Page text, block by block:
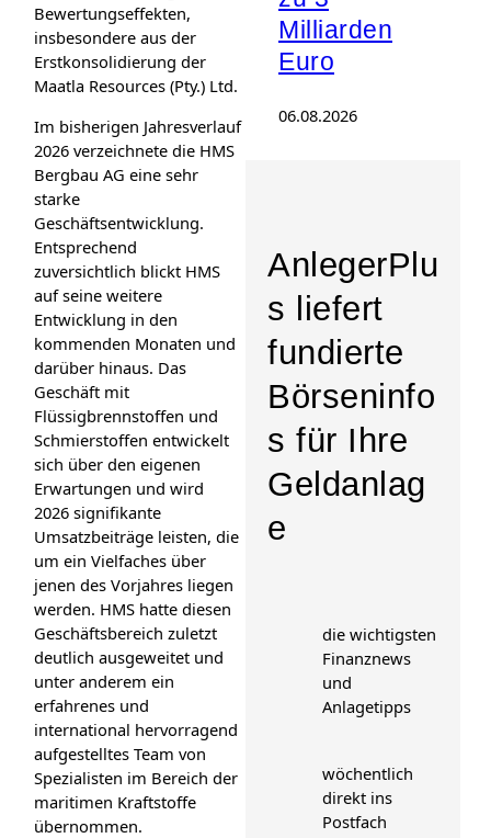
Bewertungseffekten,
insbesondere aus der
Erstkonsolidierung der
Maatla Resources (Pty.) Ltd.
Im bisherigen Jahresverlauf
2026 verzeichnete die HMS
Bergbau AG eine sehr
starke
Geschäftsentwicklung.
Entsprechend
zuversichtlich blickt HMS
auf seine weitere
Entwicklung in den
kommenden Monaten und
darüber hinaus. Das
Geschäft mit
Flüssigbrennstoffen und
Schmierstoffen entwickelt
sich über den eigenen
Erwartungen und wird
2026 signifikante
Umsatzbeiträge leisten, die
um ein Vielfaches über
jenen des Vorjahres liegen
werden. HMS hatte diesen
Geschäftsbereich zuletzt
deutlich ausgeweitet und
unter anderem ein
erfahrenes und
international hervorragend
aufgestelltes Team von
Spezialisten im Bereich der
maritimen Kraftstoffe
übernommen.
Milliarden
Euro
06.08.2026
AnlegerPlu
s liefert
fundierte
Börseninfo
s für Ihre
Geldanlag
e
die wichtigsten
Finanznews
und
Anlagetipps
wöchentlich
direkt ins
Postfach